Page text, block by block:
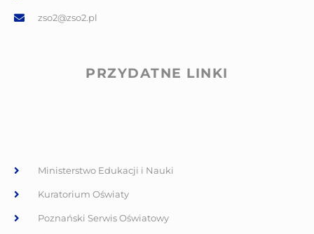
zso2@zso2.pl
PRZYDATNE LINKI
Ministerstwo Edukacji i Nauki
Kuratorium Oświaty
Poznański Serwis Oświatowy